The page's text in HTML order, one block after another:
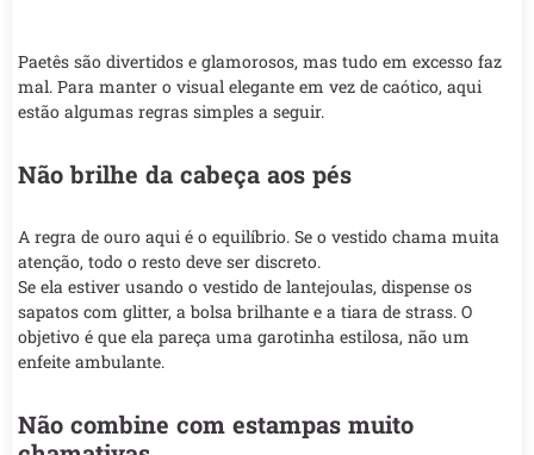
Paetês são divertidos e glamorosos, mas tudo em excesso faz
mal. Para manter o visual elegante em vez de caótico, aqui
estão algumas regras simples a seguir.
Não brilhe da cabeça aos pés
A regra de ouro aqui é o equilíbrio. Se o vestido chama muita
atenção, todo o resto deve ser discreto.
Se ela estiver usando o vestido de lantejoulas, dispense os
sapatos com glitter, a bolsa brilhante e a tiara de strass. O
objetivo é que ela pareça uma garotinha estilosa, não um
enfeite ambulante.
Não combine com estampas muito